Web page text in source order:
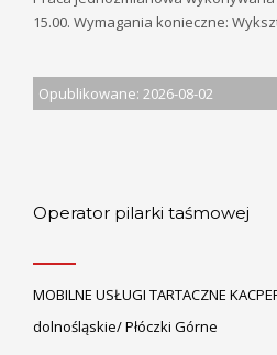
15.00. Wymagania konieczne:
Opublikowane: 2026-08-02
Operator pilarki taśmowej
MOBILNE USŁUGI TARTACZNE
dolnośląskie/ Płóczki Górne